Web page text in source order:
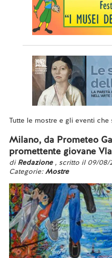
Tutte le mostre e gli eventi
Milano, da Prometeo
promettente giovane
di Redazione , scritto il 09/08/
Categorie:Mostre